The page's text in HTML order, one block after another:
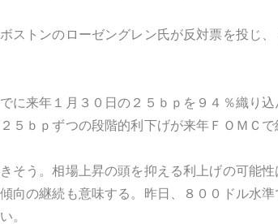
トンのローゼングレン氏が反対票を投じ、
に来年１月３０日の２５ｂｐを９４％織り
５ｂｐずつの段階的利下げが来年ＦＯＭＣで
そう。相場上昇の頭を抑える利上げの可能
向の継続も意味する。昨日、８００ドル水
。